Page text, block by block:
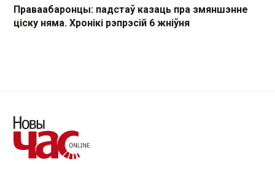
Праваабаронцы: падстаў казаць пра змяншэнне
ціску няма. Хронікі рэпрэсій 6 жніўня